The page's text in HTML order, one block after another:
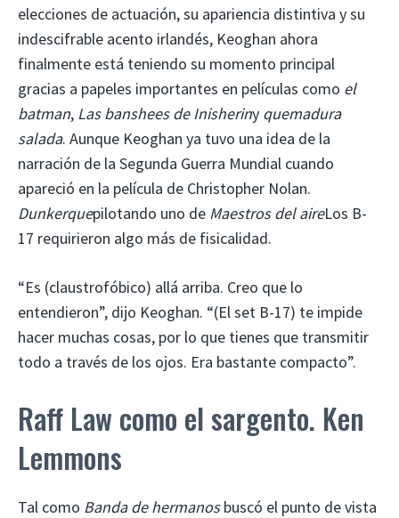
elecciones de actuación, su apariencia distintiva y su
indescifrable acento irlandés, Keoghan ahora
finalmente está teniendo su momento principal
gracias a papeles importantes en películas como el
batman, Las banshees de Inisheriny quemadura
salada. Aunque Keoghan ya tuvo una idea de la
narración de la Segunda Guerra Mundial cuando
apareció en la película de Christopher Nolan.
Dunkerquepilotando uno de Maestros del aireLos B-
17 requirieron algo más de fisicalidad.
“Es (claustrofóbico) allá arriba. Creo que lo
entendieron”, dijo Keoghan. “(El set B-17) te impide
hacer muchas cosas, por lo que tienes que transmitir
todo a través de los ojos. Era bastante compacto”.
Raff Law como el sargento. Ken
Lemmons
Tal como Banda de hermanosbuscó el punto de vista